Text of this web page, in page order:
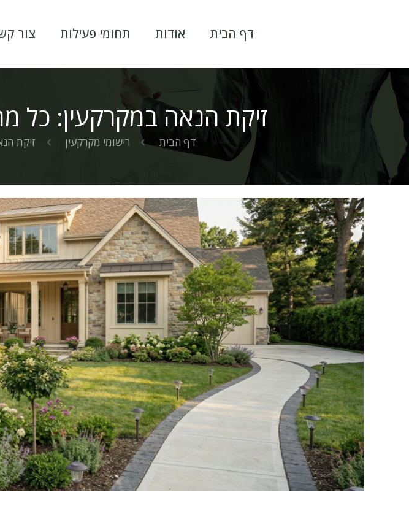
דף הבית אודות תחומי פעילות צור
זיקת הנאה במקרקעין: כל
דף הבית רישומי מקרקעין זיקת